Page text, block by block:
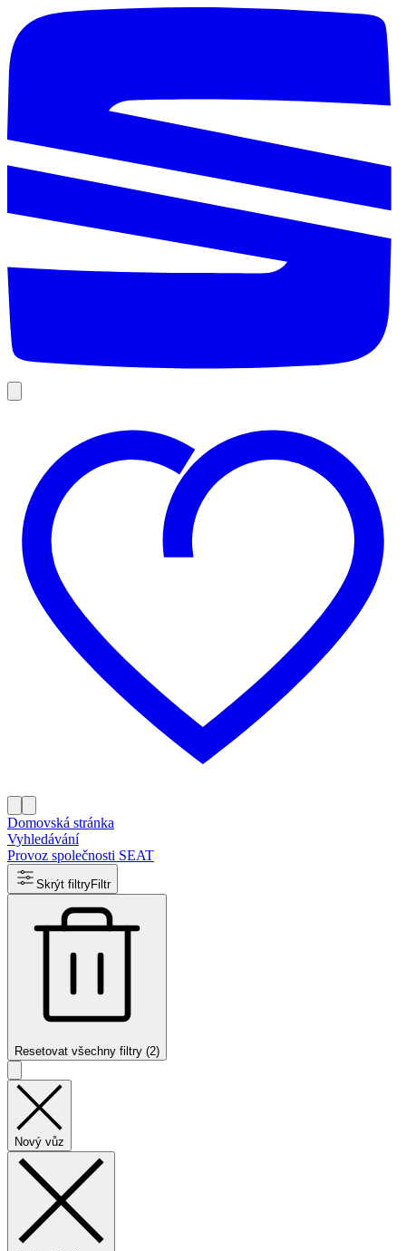
Domovská stránka
Vyhledávání
Provoz společnosti SEAT
Skrýt filtryFiltr
Resetovat všechny filtry (2)
Nový vůz